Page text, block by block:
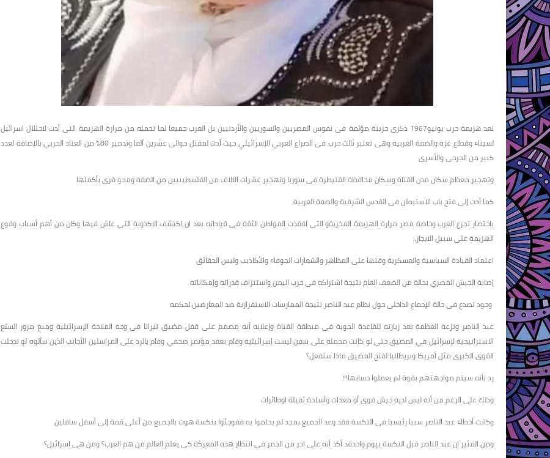
تعد هزيمة حرب يونيو1967 ذكرى حزينة مؤلمة فى نفوس المصريين والسوريين والأردنيين بل العرب جميعا لما تحمله من مرارة الهزيمة التى أدت لاحتلال اسرائيل
لسيناء وقطاع غزة والضفة الغربية وهى تعتبر ثالث حرب فى الصراع العربي الإسرائيلي حيث أدت لمقتل حوالى عشرين ألفا وتدمير 80% من العتاد الحربي بالإضافة لعدد
كبير من الجرحى والأسرى
وتهجير معظم سكان مدن القناة وسكان محافظة القنيطرة فى سوريا وتهجير عشرات الآلاف من الفلسطينيين من الضفة ومحو قرى بأكملها
كما أدت إلى فتح باب الاستيطان فى القدس الشرقية والضفة الغربية
باختصار تجرع العرب وخاصة مصر مرارة الهزيمة المخزيةو التى افقدت المواطن الثقة فى قياداته بعد ان اكتشف الاكذوبة التى عاش فيها وكان من أهم أسباب وقوع
الهزيمة على سبيل الايجاز،:
اعتماد القيادة السياسية والعسكرية وقتها على المظاهر والشعارات الجوفاء والأكاذيب وليس الحقائق
إصابة الجيش المصري بحالة من الضعف العام نتيجة اشتراكه فى حرب اليمن واستنزاف قدراته وإمكاناته
وجود تصدع فى حالة الإجماع الداخلى حول نظام عبد الناصر نتيجة الممارسات الاستفزازية ضد المعارضين لحكمه
عبد الناصر ونزعة العظمة بعد زيارته للقاعدة الجوية فى منطقة القناة وإعلانه أنه مصمم على قفل مضيق تيرانا فى وجه الملاحة الإسرائيلية ومنع مرور السلع
الاستراتيجية لإسرائيل في المضيق حتى لو كانت محملة على سفن ليست إسرائيلية وقام بعقد مؤتمر صحفي وقام بالرد على المراسلين الأجانب الذين سألوه لو تدخلت
القوى الكبرى مثل أمريكا وبريطانيا لفتح المضيق ماذا ستفعل؟
رد بأنه سيتم مواجهتهم بقوة لم يعملوا حسابها!!!
وذلك على الرغم من أنه ليس لديه جيش قوي أو معدات وأسلحة ثقيلة اوطائرات
وكانت أخطاء عبد الناصر سببا رئيسيا فى النكسة فقد وعد الجميع بمجد لم يحلموا به ففوجئوا بنكسة هوت بالجميع من أعلى قمة إلى أسفل سافلين
ومن المثير ان عبد الناصر قبل النكسة بيوم واحدقد أكد أنه على احر من الجمر في انتظار هذه المعركة كى يعلم العالم من هم العرب؟ ومن هى اسرائيل؟